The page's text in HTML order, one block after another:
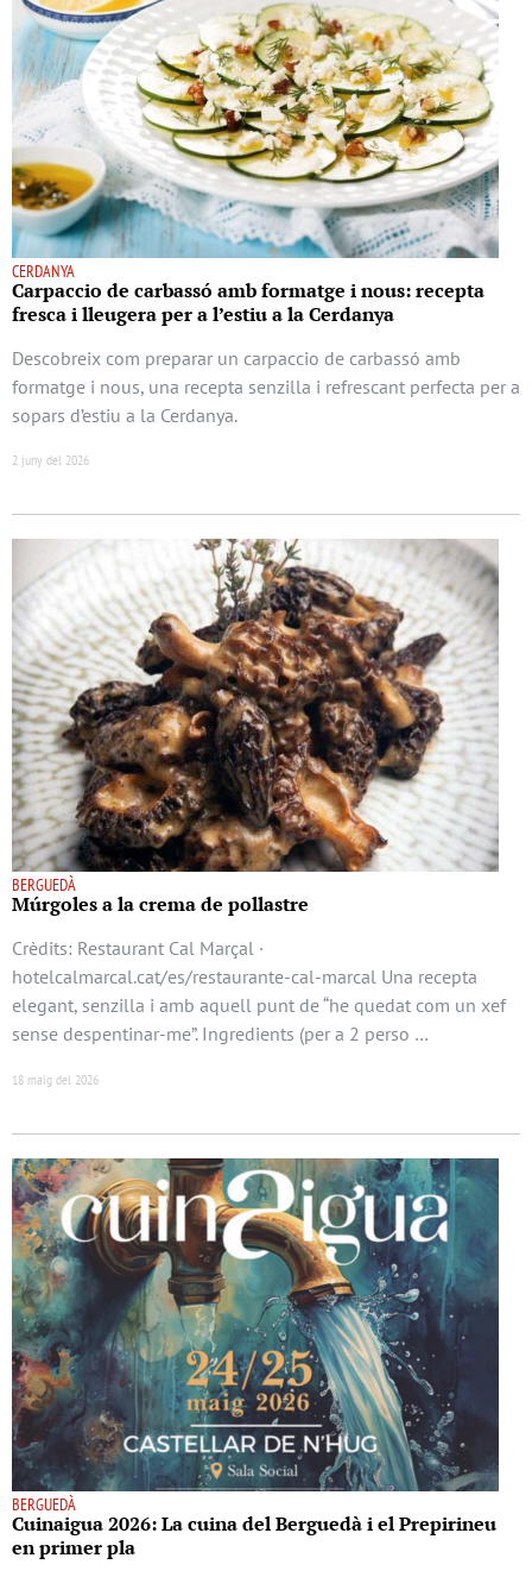
CERDANYA
Carpaccio de carbassó amb formatge i nous: recepta
fresca i lleugera per a l’estiu a la Cerdanya
Descobreix com preparar un carpaccio de carbassó amb
formatge i nous, una recepta senzilla i refrescant perfecta per a
sopars d’estiu a la Cerdanya.
2 juny del 2026
BERGUEDÀ
Múrgoles a la crema de pollastre
Crèdits: Restaurant Cal Marçal ·
hotelcalmarcal.cat/es/restaurante-cal-marcal Una recepta
elegant, senzilla i amb aquell punt de “he quedat com un xef
sense despentinar-me”. Ingredients (per a 2 perso …
18 maig del 2026
BERGUEDÀ
Cuinaigua 2026: La cuina del Berguedà i el Prepirineu
en primer pla